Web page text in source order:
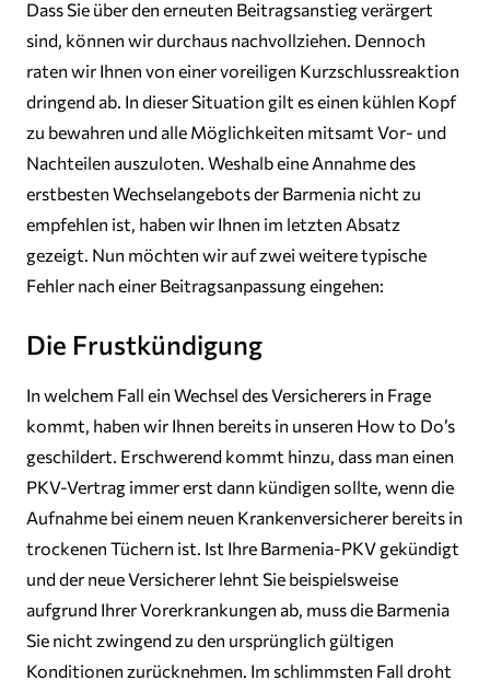
Dass Sie über den erneuten Beitragsanstieg verärgert
sind, können wir durchaus nachvollziehen. Dennoch
raten wir Ihnen von einer voreiligen Kurzschlussreaktion
dringend ab. In dieser Situation gilt es einen kühlen Kopf
zu bewahren und alle Möglichkeiten mitsamt Vor- und
Nachteilen auszuloten. Weshalb eine Annahme des
erstbesten Wechselangebots der Barmenia nicht zu
empfehlen ist, haben wir Ihnen im letzten Absatz
gezeigt. Nun möchten wir auf zwei weitere typische
Fehler nach einer Beitragsanpassung eingehen:
Die Frustkündigung
In welchem Fall ein Wechsel des Versicherers in Frage
kommt, haben wir Ihnen bereits in unseren How to Do’s
geschildert. Erschwerend kommt hinzu, dass man einen
PKV-Vertrag immer erst dann kündigen sollte, wenn die
Aufnahme bei einem neuen Krankenversicherer bereits in
trockenen Tüchern ist. Ist Ihre Barmenia-PKV gekündigt
und der neue Versicherer lehnt Sie beispielsweise
aufgrund Ihrer Vorerkrankungen ab, muss die Barmenia
Sie nicht zwingend zu den ursprünglich gültigen
Konditionen zurücknehmen. Im schlimmsten Fall droht